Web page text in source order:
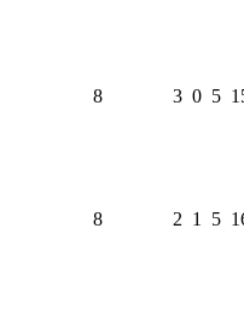
8 3 0 5
8 2 1 5